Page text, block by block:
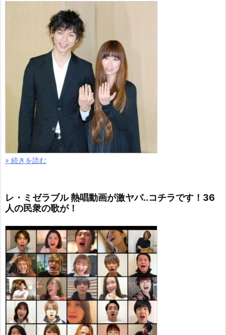
» 続きを読む
レ・ミゼラブル 熱唱動画が激ヤバ..コチラです！36
人の民衆の歌が！